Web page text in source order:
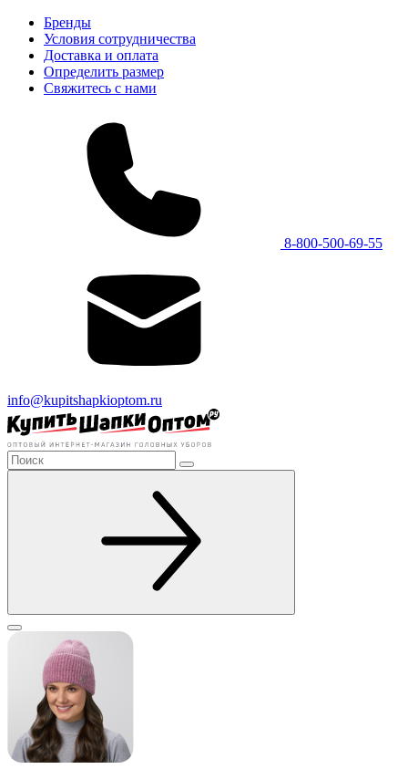
Бренды
Условия сотрудничества
Доставка и оплата
Определить размер
Свяжитесь с нами
8-800-500-69-55
info@kupitshapkioptom.ru